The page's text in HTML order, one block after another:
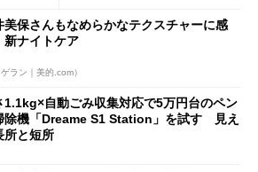
美保さんもなめらかなテクスチャーに感
新ナイトケア
ラン｜美的.com）
1.1kg×自動ごみ収集対応で5万円台のペン
除機「Dreame S1 Station」を試す 見え
所と短所